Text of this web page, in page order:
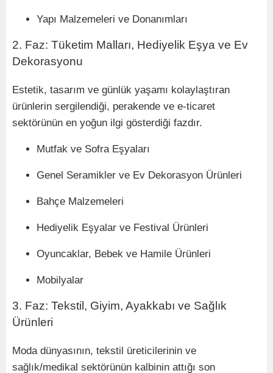
Yapı Malzemeleri ve Donanımları
2. Faz: Tüketim Malları, Hediyelik Eşya ve Ev
Dekorasyonu
Estetik, tasarım ve günlük yaşamı kolaylaştıran
ürünlerin sergilendiği, perakende ve e-ticaret
sektörünün en yoğun ilgi gösterdiği fazdır.
Mutfak ve Sofra Eşyaları
Genel Seramikler ve Ev Dekorasyon Ürünleri
Bahçe Malzemeleri
Hediyelik Eşyalar ve Festival Ürünleri
Oyuncaklar, Bebek ve Hamile Ürünleri
Mobilyalar
3. Faz: Tekstil, Giyim, Ayakkabı ve Sağlık
Ürünleri
Moda dünyasının, tekstil üreticilerinin ve
sağlık/medikal sektörünün kalbinin attığı son